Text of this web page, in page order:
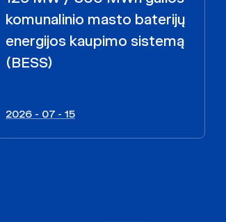
komunalinio masto baterijų
energijos kaupimo sistemą
(BESS)
2026 - 07 - 15